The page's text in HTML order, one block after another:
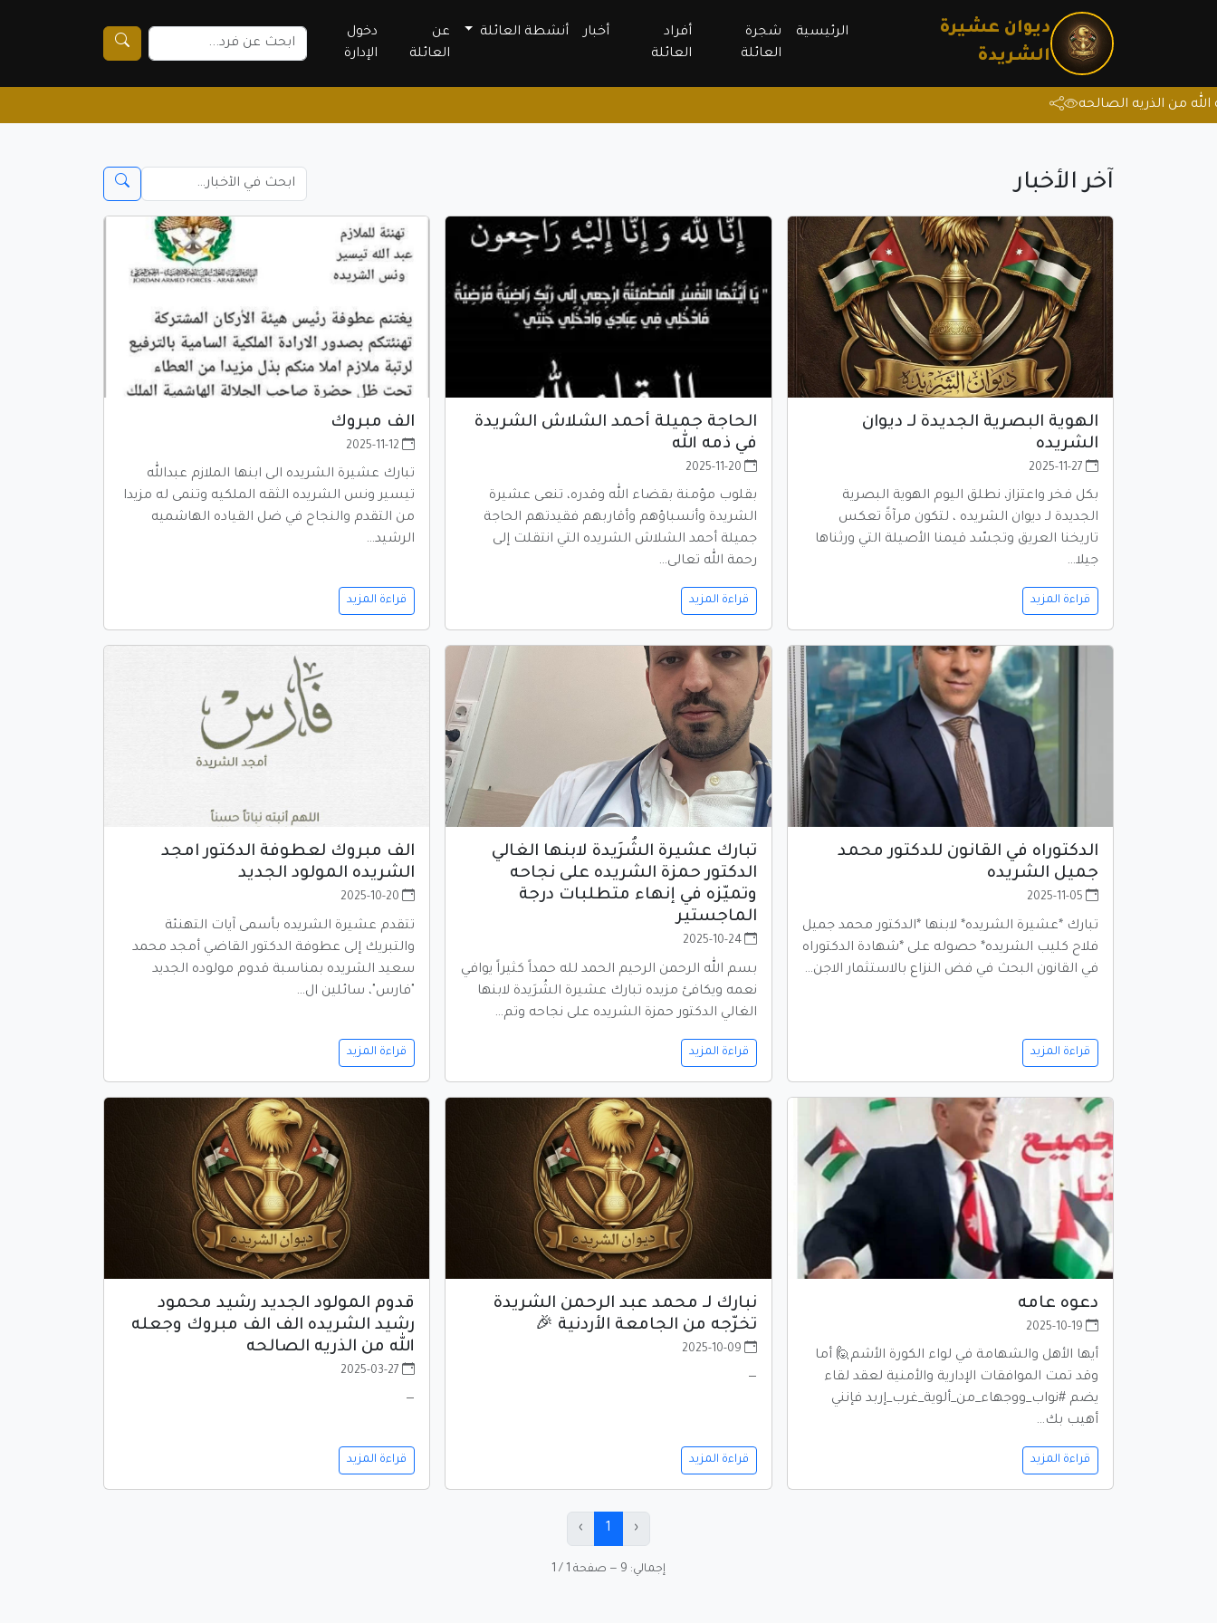
ديوان عشيرة
الشريدة
الرئيسية
شجرة
العائلة
أفراد
العائلة
أخبار أنشطة العائلة
عن
العائلة
دخول
الإدارة
آخر الأخبار
الهوية البصرية الجديدة لـ ديوان
الشريده
بكل فخر واعتزاز، نطلق اليوم الهوية البصرية
الجديدة لـ ديوان الشريده ، لتكون مرآةً تعكس
تاريخنا العريق وتجسّد قيمنا الأصيلة التي ورثناها
جيلا…
قراءة المزيد
الحاجة جميلة أحمد الشلاش الشريدة
في ذمه الله
بقلوب مؤمنة بقضاء الله وقدره، تنعى عشيرة
الشريدة وأنسباؤهم وأقاربهم فقيدتهم الحاجة
جميلة أحمد الشلاش الشريده التي انتقلت إلى
رحمة الله تعالى…
قراءة المزيد
الف مبروك
2025-11-12
تبارك عشيرة الشريده الى ابنها الملازم عبدالله
تيسير ونس الشريده الثقه الملكيه وتنمى له مزيدا
من التقدم والنجاح في ضل القياده الهاشميه
الرشيد…
قراءة المزيد
الدكتوراه في القانون للدكتور محمد
جميل الشريده
تبارك *عشيرة الشريده* لابنها *الدكتور محمد جميل
فلاح كليب الشريده* حصوله على *شهادة الدكتوراه
في القانون البحث في فض النزاع بالاستثمار الاجن…
قراءة المزيد
تبارك عشيرة الشُرَيدة لابنها الغالي
الدكتور حمزة الشريده على نجاحه
وتميّزه في إنهاء متطلبات درجة
الماجستير
2025-10-24
بسم الله الرحمن الرحيم الحمد لله حمداً كثيراً يوافي
نعمه ويكافئ مزيده تبارك عشيرة الشُرَيدة لابنها
الغالي الدكتور حمزة الشريده على نجاحه وتم…
قراءة المزيد
الف مبروك لعطوفة الدكتور امجد
الشريده المولود الجديد
2025-10-20
تتقدم عشيرة الشريده بأسمى آيات التهنئة
والتبريك إلى عطوفة الدكتور القاضي أمجد محمد
سعيد الشريده بمناسبة قدوم مولوده الجديد
"فارس"، سائلين ال…
قراءة المزيد
دعوه عامه
أيها الأهل والشهامة في لواء الكورة الأشم🙋 أما
وقد تمت الموافقات الإدارية والأمنية لعقد لقاء
يضم #نواب_ووجهاء_من_ألوية_غرب_إربد فإنني
أهيب بك…
قراءة المزيد
نبارك لـ محمد عبد الرحمن الشريدة
تخرّجه من الجامعة الأردنية 🎉
—
قراءة المزيد
قدوم المولود الجديد رشيد محمود
رشيد الشريده الف الف مبروك وجعله
الله من الذريه الصالحه
—
قراءة المزيد
‹
1
›
إجمالي: 9 — صفحة 1 / 1